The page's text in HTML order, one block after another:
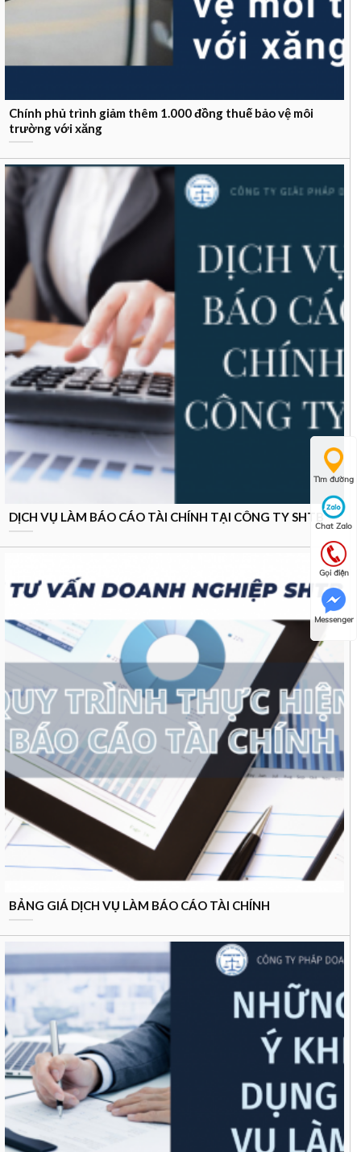
Chính phủ trình giảm thêm 1.000 đồng thuế bảo vệ môi
trường với xăng
DỊCH VỤ LÀM BÁO CÁO TÀI CHÍNH TẠI CÔNG TY SHTB
BẢNG GIÁ DỊCH VỤ LÀM BÁO CÁO TÀI CHÍNH
Tìm đường
Chat Zalo
Gọi điện
Messenger